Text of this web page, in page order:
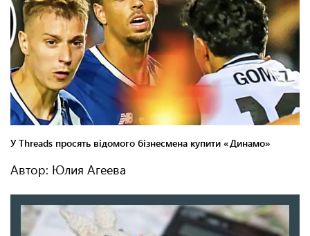
Автор: Юлия Агеева